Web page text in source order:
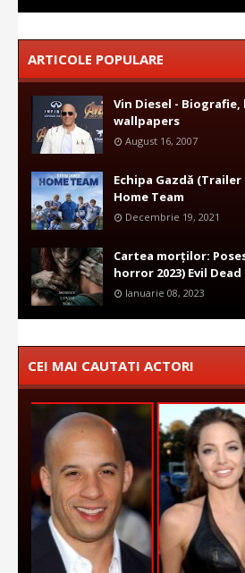
ARTICOLE POPULARE
Vin Diesel -
wallpapers
August 16, 2007
Echipa Gazdă (Trailer
Home Team
Decembrie 19, 2021
Cartea morților:
horror 2023) Evil
Ianuarie 08, 2023
CEI MAI CAUTATI ACTORI